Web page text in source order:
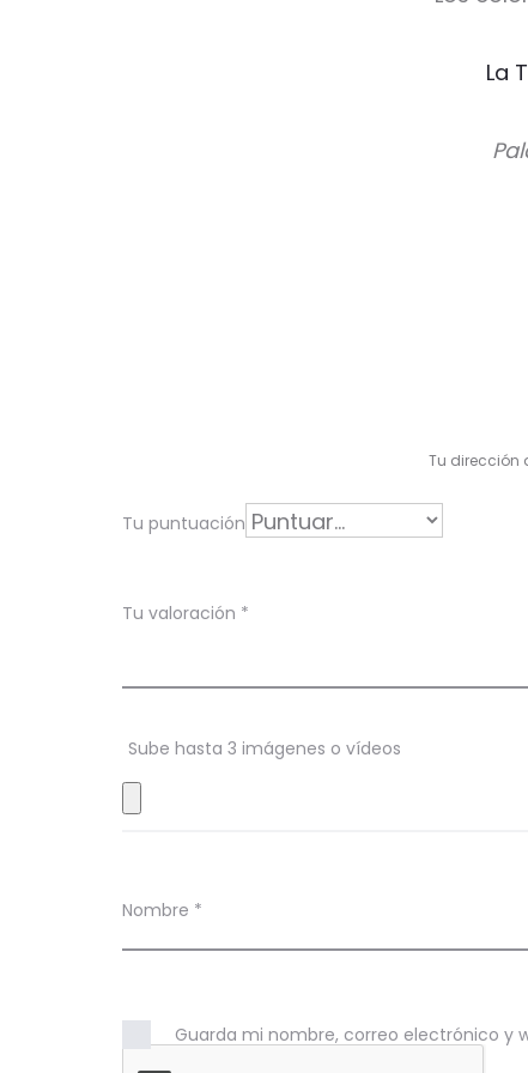
La
r
c
n
e
Tu dirección
Tu puntuación
Tu valoración *
Sube hasta 3 imágenes o vídeos
Nombre *
Guarda mi nombre, correo electrónico y